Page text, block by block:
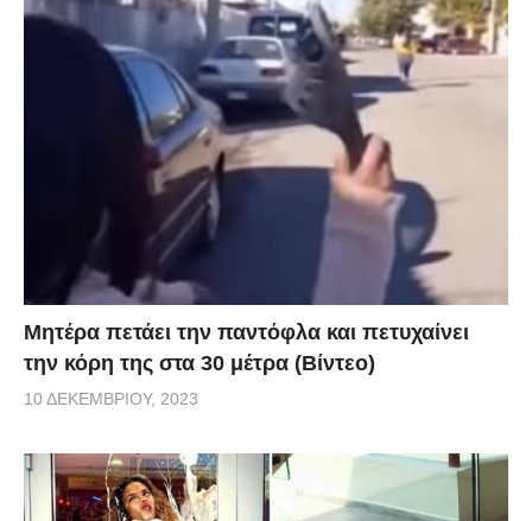
Μητέρα πετάει την παντόφλα και πετυχαίνει
την κόρη της στα 30 μέτρα (Βίντεο)
10 ΔΕΚΕΜΒΡΊΟΥ, 2023